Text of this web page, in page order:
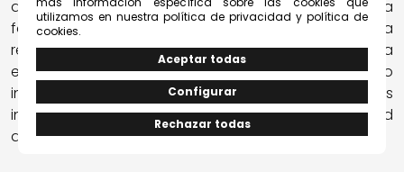
dependiendo de la información que contenga y de la
forma en que utilice su equipo, pueden utilizarse para
reconocer al usuario. Las cookies son esenciales para
el funcionamiento de internet, aportando
innumerables ventajas en la prestación de servicios
interactivos, facilitándole la navegación y usabilidad
del Portal.
utilizamos en nuestra política de privacidad y política de
cookies.